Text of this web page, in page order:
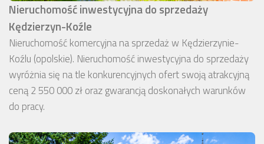
Nieruchomość inwestycyjna do sprzedaży
Kędzierzyn-Koźle
Nieruchomość komercyjna na sprzedaż w Kędzierzynie-
Koźlu (opolskie). Nieruchomość inwestycyjna do sprzedaży
wyróżnia się na tle konkurencyjnych ofert swoją atrakcyjną
ceną 2 550 000 zł oraz gwarancją doskonałych warunków
do pracy.